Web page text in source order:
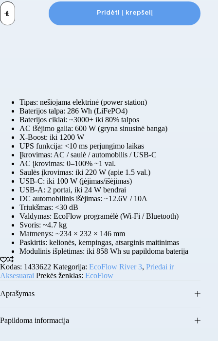
produkto
kiekis:
EcoFlow
Pridėti į krepšelį
Tipas: nešiojama elektrinė (power station)
Baterijos talpa: 286 Wh (LiFePO4)
Baterijos ciklai: ~3000+ iki 80% talpos
AC išėjimo galia: 600 W (gryna sinusinė banga)
X-Boost: iki 1200 W
UPS funkcija: <10 ms perjungimo laikas
Įkrovimas: AC / saulė / automobilis / USB-C
AC įkrovimas: 0–100% ~1 val.
Saulės įkrovimas: iki 220 W (apie 1.5 val.)
USB-C: iki 100 W (įėjimas/išėjimas)
USB-A: 2 portai, iki 24 W bendrai
DC automobilinis išėjimas: ~12.6V / 10A
Triukšmas: <30 dB
Valdymas: EcoFlow programėlė (Wi-Fi / Bluetooth)
Svoris: ~4.7 kg
Matmenys: ~234 × 232 × 146 mm
Paskirtis: kelionės, kempingas, atsarginis maitinimas
Modulinis išplėtimas: iki 858 Wh su papildoma baterija
Kodas: 1433622 Kategorija: EcoFlow River 3, Priedai ir
Aksesuarai Prekės ženklas: EcoFlow
Aprašymas
Papildoma informacija